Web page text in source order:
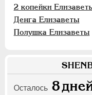
2 копейки
Денга Елизаветы
Полушка Елизаветы
Осталось 8